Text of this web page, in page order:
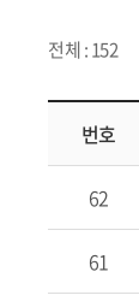
전체 : 152
번호
62
61